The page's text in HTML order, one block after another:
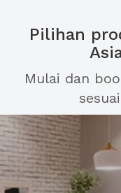
Pilihan
Mulai dan